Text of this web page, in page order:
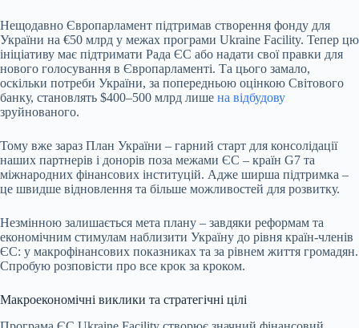
Нещодавно Європарламент підтримав створення фонду для
України на €50 млрд у межах програми Ukraine Facility. Тепер цю
ініціативу має підтримати Рада ЄС або надати свої правки для
нового голосування в Європарламенті. Та цього замало,
оскільки потреби України, за попередньою оцінкою Світового
банку, становлять $400–500 млрд лише на відбудову
зруйнованого.
Тому вже зараз План України – гарний старт для консолідації
наших партнерів і донорів поза межами ЄС – країн G7 та
міжнародних фінансових інституцій. Адже ширша підтримка –
це швидше відновлення та більше можливостей для розвитку.
Незмінною залишається мета плану – завдяки реформам та
економічним стимулам наблизити Україну до рівня країн-членів
ЄС: у макрофінансових показниках та за рівнем життя громадян.
Спробую розповісти про все крок за кроком.
Макроекономічні виклики та стратегічні цілі